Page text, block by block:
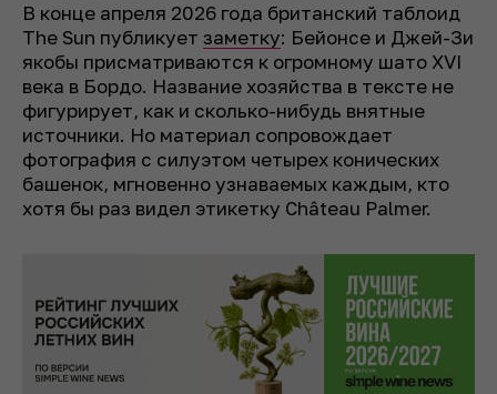
В конце апреля 2026 года британский таблоид
The Sun публикует заметку: Бейонсе и Джей-Зи
якобы присматриваются к огромному шато XVI
века в Бордо. Название хозяйства в тексте не
фигурирует, как и сколько-нибудь внятные
источники. Но материал сопровождает
фотография с силуэтом четырех конических
башенок, мгновенно узнаваемых каждым, кто
хотя бы раз видел этикетку Château Palmer.